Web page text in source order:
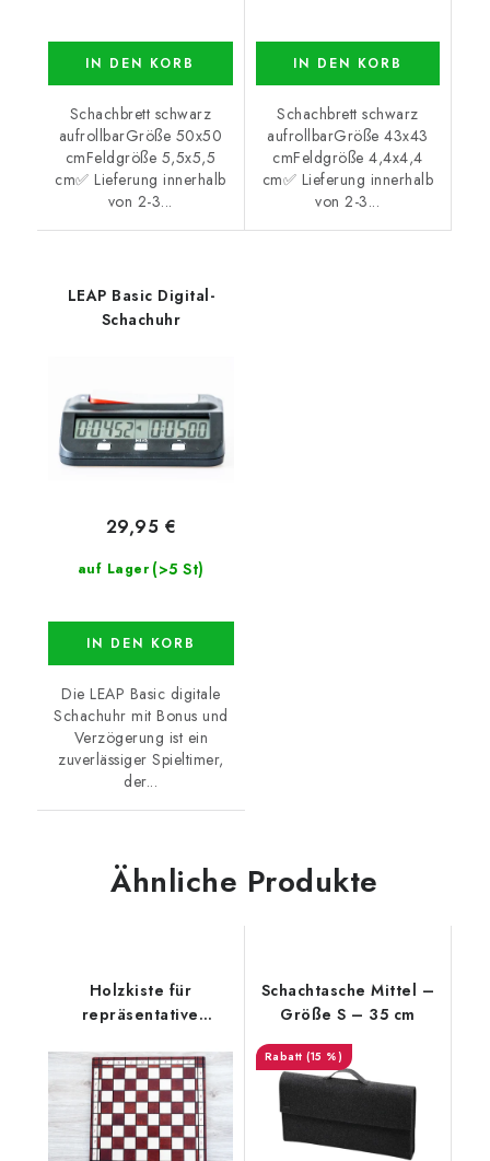
IN DEN KORB
Schachbrett schwarz
aufrollbarGröße 50x50
cmFeldgröße 5,5x5,5
cm✅ Lieferung innerhalb
von 2-3...
IN DEN KORB
Schachbrett schwarz
aufrollbarGröße 43x43
cmFeldgröße 4,4x4,4
cm✅ Lieferung innerhalb
von 2-3...
LEAP Basic Digital-
Schachuhr
auf Lager (>5 St)
29,95 €
IN DEN KORB
Die LEAP Basic digitale
Schachuhr mit Bonus und
Verzögerung ist ein
zuverlässiger Spieltimer,
der...
Ähnliche Produkte
Holzkiste für
repräsentative
Schachtasche Mittel –
Größe S – 35 cm
(15 %)